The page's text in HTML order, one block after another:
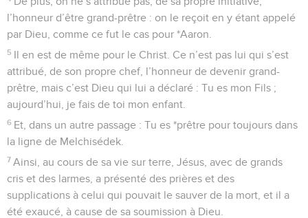
l’honneur d’être grand-prêtre : on le reçoit en y étant appelé
par Dieu, comme ce fut le cas pour *Aaron.
5 Il en est de même pour le Christ. Ce n’est pas lui qui s’est
attribué, de son propre chef, l’honneur de devenir grand-
prêtre, mais c’est Dieu qui lui a déclaré : Tu es mon Fils ;
aujourd’hui, je fais de toi mon enfant.
6 Et, dans un autre passage : Tu es *prêtre pour toujours dans
la ligne de Melchisédek.
7 Ainsi, au cours de sa vie sur terre, Jésus, avec de grands
cris et des larmes, a présenté des prières et des
supplications à celui qui pouvait le sauver de la mort, et il a
été exaucé, à cause de sa soumission à Dieu.